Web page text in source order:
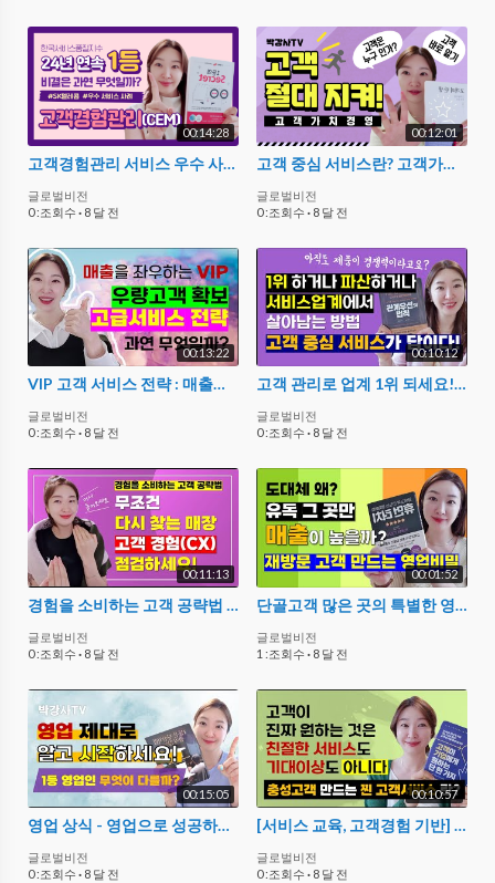
00:14:28
고객경험관리 서비스 우수 사례 - SK텔레콤
글로벌비전
0 :조회수 · 8 달 전
00:12:01
고객 중심 서비스란? 고객가치경영
글로벌비전
0 :조회수 · 8 달 전
00:13:22
VIP 고객 서비스 전략 : 매출을 높이는 우량고객 확보하기 '박원영 강사' 프리미엄 서비스
글로벌비전
0 :조회수 · 8 달 전
00:10:12
고객 관리로 업계 1위 되세요! 서비스 경쟁력 '관계 우선의 법칙'
글로벌비전
0 :조회수 · 8 달 전
00:11:13
경험을 소비하는 고객 공략법 : 고객경험(CX) 서비스
글로벌비전
0 :조회수 · 8 달 전
00:01:52
단골고객 많은 곳의 특별한 영업 노하우 : 평생고객 만드는 휴먼터치
글로벌비전
1 :조회수 · 8 달 전
00:15:05
영업 상식 - 영업으로 성공하려면 꼭 알아야 할 것들
글로벌비전
0 :조회수 · 8 달 전
00:10:57
[서비스 교육, 고객경험 기반] 이것을 알아야 진짜 서비스 전문가! 고객응대 기법 중심으로
글로벌비전
0 :조회수 · 8 달 전